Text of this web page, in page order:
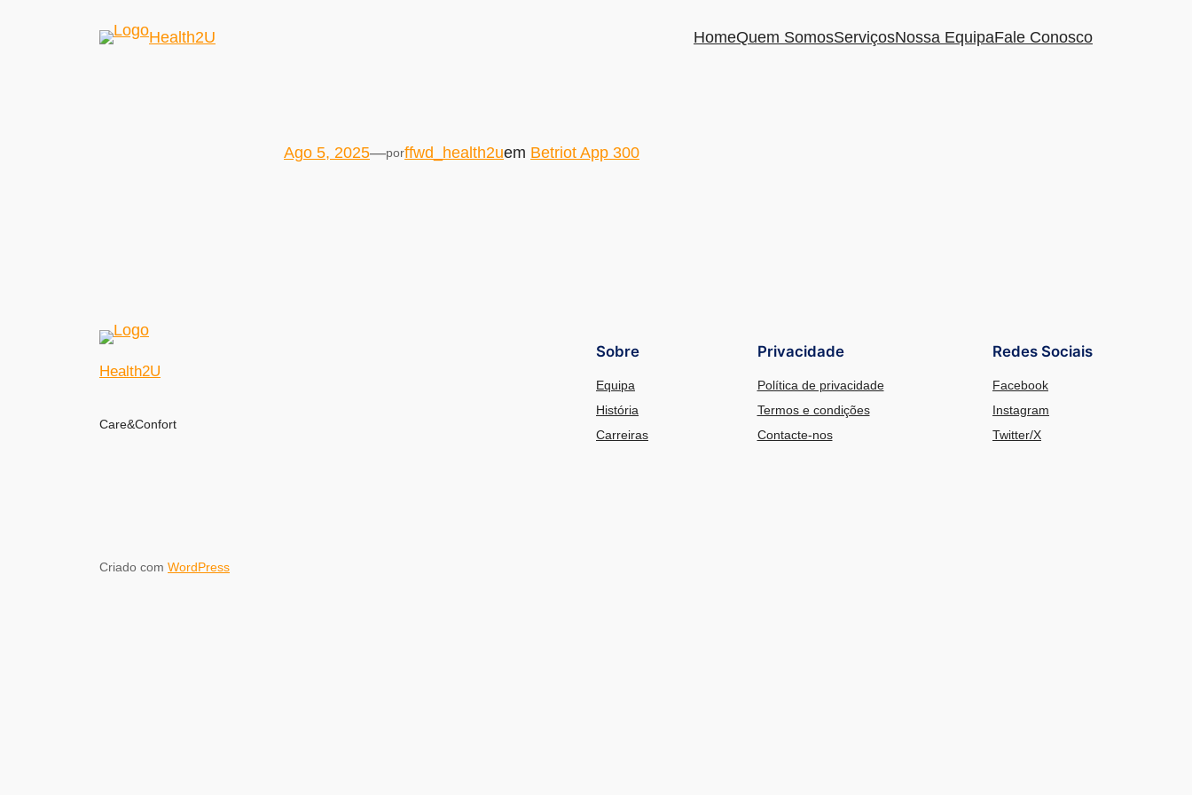
Health2U HomeQuem SomosServiçosNossa EquipaFale Conosco
Ago 5, 2025—porffwd_health2uem Betriot App 300
Health2U
Care&Confort
Sobre
Equipa
História
Carreiras
Privacidade
Política de privacidade
Termos e condições
Contacte-nos
Redes Sociais
Facebook
Instagram
Twitter/X
Criado com WordPress